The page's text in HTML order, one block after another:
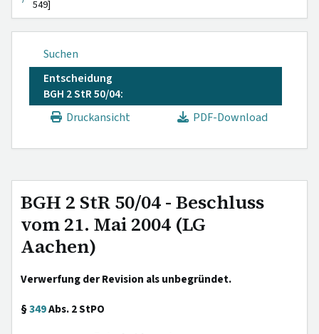
549]
Suchen
Entscheidung
BGH 2 StR 50/04:
Druckansicht
PDF-Download
BGH 2 StR 50/04 - Beschluss
vom 21. Mai 2004 (LG
Aachen)
Verwerfung der Revision als unbegründet.
§349Abs. 2 StPO